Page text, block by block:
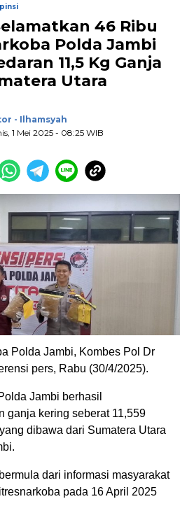
46 Ribu
Polda Jambi
11,5 Kg Ganja
Utara
- Ilhamsyah
1 Mei 2025 - 08:25 WIB
Polda Jambi, Kombes Pol Dr
pers, Rabu (30/4/2025).
Jambi berhasil
ganja kering seberat 11,559
dibawa dari Sumatera Utara
dari informasi masyarakat
pada 16 April 2025